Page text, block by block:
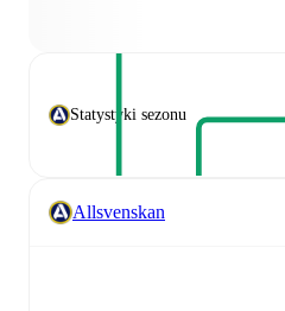
Statystyki sezonu
Allsvenskan